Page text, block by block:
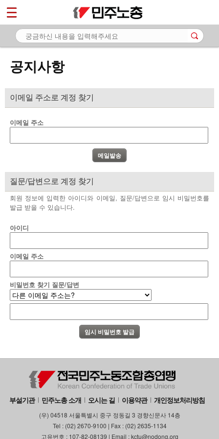
공지사항
이메일 주소로 계정 찾기
이메일 주소
질문/답변으로 계정 찾기
회원 정보에 입력한 아이디와 이메일, 질문/답변으로 임시 비밀번호를
발급 받을 수 있습니다.
아이디
이메일 주소
비밀번호 찾기 질문/답변
부설기관 민주노총 소개 오시는 길 이용약관 개인정보처리방침
(우) 04518 서울특별시 중구 정동길 3 경향신문사 14층
Tel : (02) 2670-9100 | Fax : (02) 2635-1134
고유번호 : 107-82-08139 | Email : kctu@nodong.org
마이페이지
소개
- 공지사항
- 성명·보도
부설기관
업무